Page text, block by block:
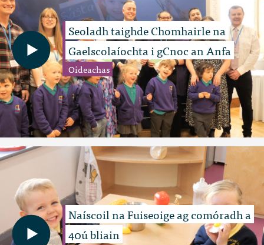
Seoladh taighde Chomhairle na
Gaelscolaíochta i gCnoc an Anfa
Oideachas
Naíscoil na Fuiseoige ag comóradh a
40ú bliain